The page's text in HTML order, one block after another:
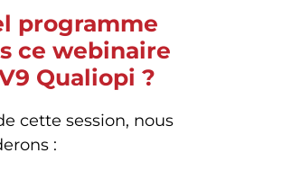
programme
ce webinaire
Qualiopi ?
cette session, nous
: